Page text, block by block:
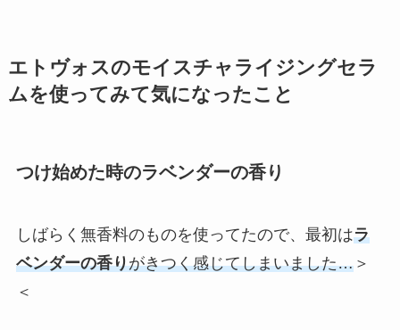
エトヴォスのモイスチャライジングセラ
ムを使ってみて気になったこと
つけ始めた時のラベンダーの香り
しばらく無香料のものを使ってたので、最初はラ
ベンダーの香りがきつく感じてしまいました…＞
＜